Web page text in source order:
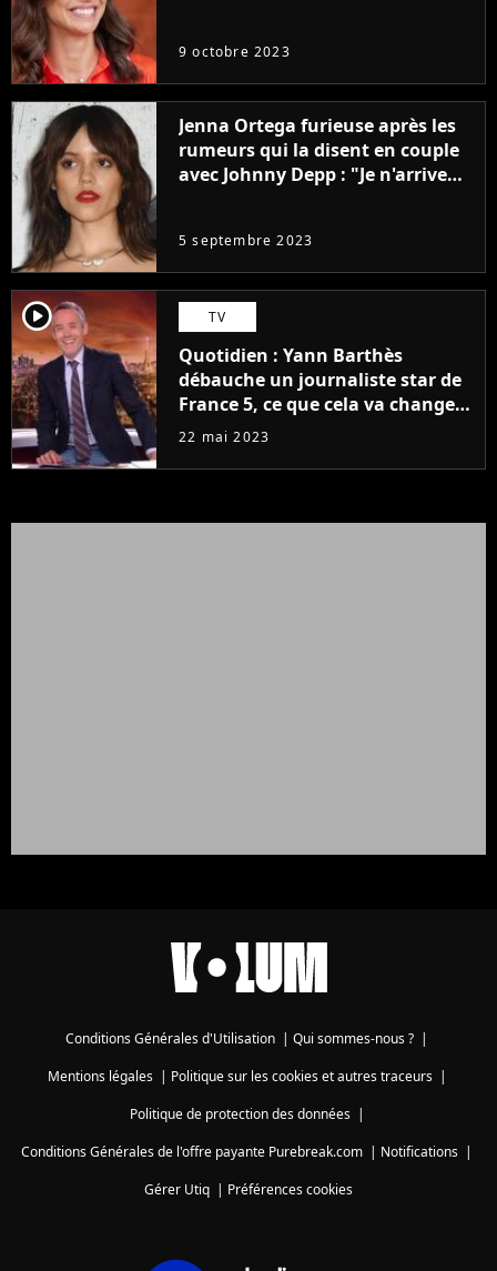
9 octobre 2023
Jenna Ortega furieuse après les
rumeurs qui la disent en couple
avec Johnny Depp : "Je n'arrive
5 septembre 2023
player2 TV
Quotidien : Yann Barthès
débauche un journaliste star de
France 5, ce que cela va changer
à la rentrée
22 mai 2023
Conditions Générales d'Utilisation | Qui sommes-nous ? |
Mentions légales| Politique sur les cookies et autres traceurs|
Politique de protection des données|
Conditions Générales de l'offre payante Purebreak.com | Notifications |
Gérer Utiq | Préférences cookies